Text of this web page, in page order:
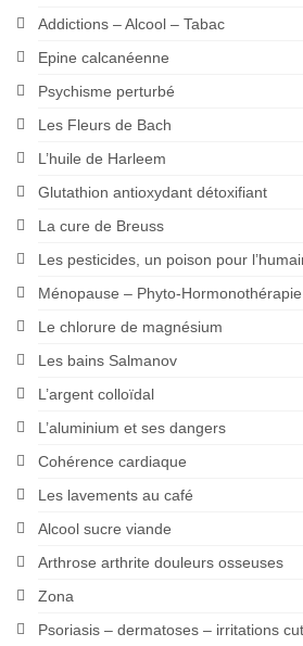
Addictions – Alcool – Tabac
Epine calcanéenne
Psychisme perturbé
Les Fleurs de Bach
L’huile de Harleem
Glutathion antioxydant détoxifiant
La cure de Breuss
Les pesticides, un poison pour
Ménopause – Phyto-Hormonothérapie
Le chlorure de magnésium
Les bains Salmanov
L’argent colloïdal
L’aluminium et ses dangers
Cohérence cardiaque
Les lavements au café
Alcool sucre viande
Arthrose arthrite douleurs osseuses
Zona
Psoriasis – dermatoses – irritations